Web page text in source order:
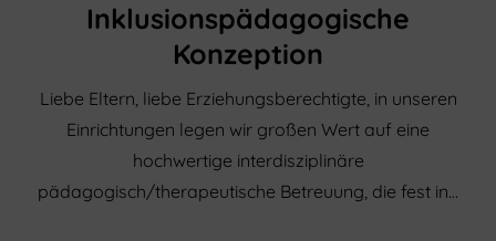
Inklusionspädagogische
Konzeption
Liebe Eltern, liebe Erziehungsberechtigte, in unseren
Einrichtungen legen wir großen Wert auf eine
hochwertige interdisziplinäre
pädagogisch/therapeutische Betreuung, die fest in…